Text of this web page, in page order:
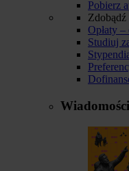
Pobierz
Opłaty
Studiuj